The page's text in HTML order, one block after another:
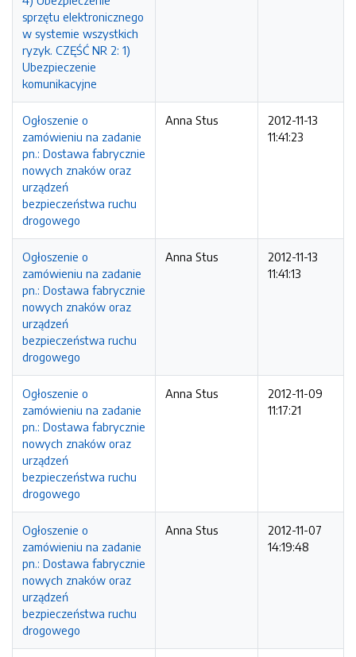
sprzętu elektronicznego
w systemie wszystkich
ryzyk. CZĘŚĆ NR 2: 1)
Ubezpieczenie
komunikacyjne
Ogłoszenie o
zamówieniu na zadanie
pn.: Dostawa fabrycznie
nowych znaków oraz
urządzeń
bezpieczeństwa ruchu
drogowego
Anna Stus
2012-11-13
11:41:23
Ogłoszenie o
zamówieniu na zadanie
pn.: Dostawa fabrycznie
nowych znaków oraz
urządzeń
bezpieczeństwa ruchu
drogowego
Anna Stus
2012-11-13
11:41:13
Ogłoszenie o
zamówieniu na zadanie
pn.: Dostawa fabrycznie
nowych znaków oraz
urządzeń
bezpieczeństwa ruchu
drogowego
Anna Stus
2012-11-09
11:17:21
Ogłoszenie o
zamówieniu na zadanie
pn.: Dostawa fabrycznie
nowych znaków oraz
urządzeń
bezpieczeństwa ruchu
drogowego
Anna Stus
2012-11-07
14:19:48